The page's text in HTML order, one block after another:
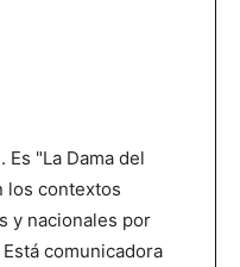
Es "La Dama del
los contextos
y nacionales por
comunicadora